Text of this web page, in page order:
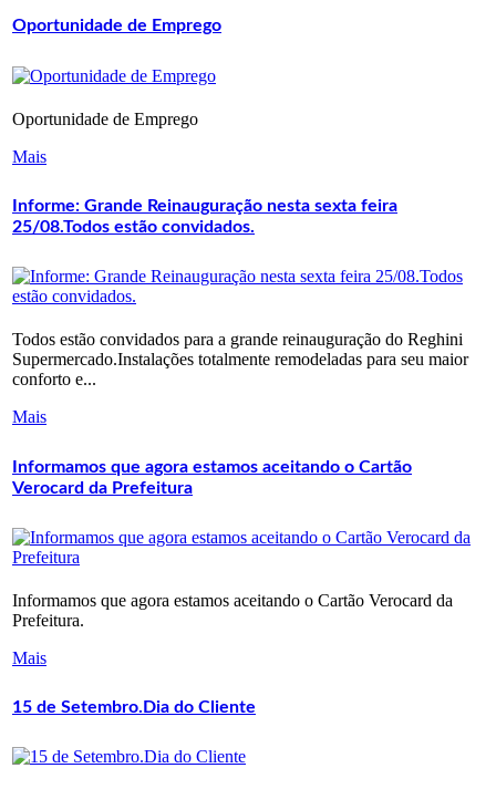
Oportunidade de Emprego
Oportunidade de Emprego
Mais
Informe: Grande Reinauguração nesta sexta feira
25/08.Todos estão convidados.
Todos estão convidados para a grande reinauguração do Reghini
Supermercado.Instalações totalmente remodeladas para seu maior
conforto e...
Mais
Informamos que agora estamos aceitando o Cartão
Verocard da Prefeitura
Informamos que agora estamos aceitando o Cartão Verocard da
Prefeitura.
Mais
15 de Setembro.Dia do Cliente